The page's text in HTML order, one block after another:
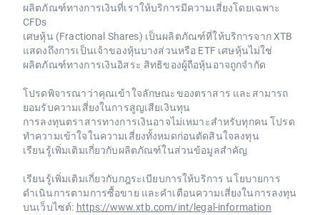
ผลิตภัณฑ์ทางการเงินที่เราให้บริการมีความเสี่ยงโดยเฉพาะ
CFDs
เศษหุ้น (Fractional Shares) เป็นผลิตภัณฑ์ที่ให้บริการจาก XTB
แสดงถึงการเป็นเจ้าของหุ้นบางส่วนหรือ ETF เศษหุ้นไม่ใช่
ผลิตภัณฑ์ทางการเงินอิสระ สิทธิของผู้ถือหุ้นอาจถูกจำกัด
โปรดพิจารณาว่าคุณเข้าใจลักษณะของตราสาร และสามารถ
ยอมรับความเสี่ยงในการสูญเสียเงินทุน
การลงทุนตราสารทางการเงินอาจไม่เหมาะสำหรับทุกคน โปรด
ทำความเข้าใจในความเสี่ยงทั้งหมดก่อนตัดสินใจลงทุน
เรียนรู้เพิ่มเติมเกี่ยวกับผลิตภัณฑ์ในส่วนข้อมูลสำคัญ
เรียนรู้เพิ่มเติมเกี่ยวกับกฎระเบียบการให้บริการ นโยบายการ
ดำเนินการตามการซื้อขาย และคำเตือนความเสี่ยงในการลงทุน
บนเว็บไซต์: https://www.xtb.com/int/legal-information